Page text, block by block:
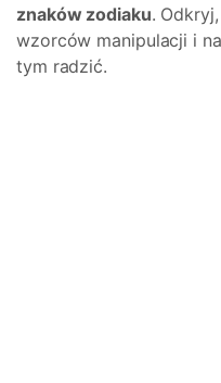
znaków zodiaku.
wzorców manipulacji i
tym radzić.